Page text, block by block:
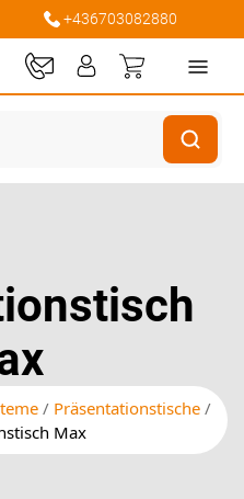
+436703082880
Mein
Präsentationstische
Max